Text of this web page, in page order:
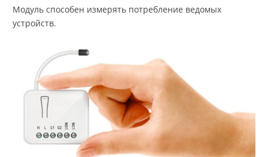
Модуль способен измерять потребление ведомых
устройств.